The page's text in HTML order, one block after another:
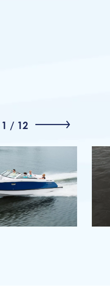
1 / 12